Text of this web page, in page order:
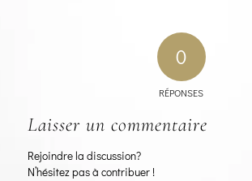
0
RÉPONSES
Laisser un commentaire
Rejoindre la discussion?
N’hésitez pas à contribuer !